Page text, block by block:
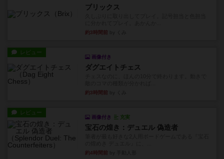
ブリックス
約3時間前
レビュー
画像付き
ダグエイトチェス
約3時間前
レビュー
画像付き 充実
宝石の煌き：デュエル 偽造者
約4時間前